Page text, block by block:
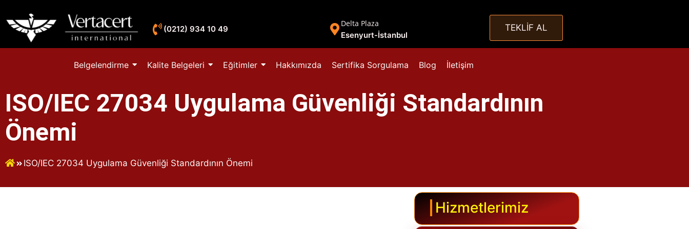
(0212) 934 10 49
Delta Plaza
Esenyurt-İstanbul
TEKLİF AL
Belgelendirme Kalite Belgeleri Eğitimler Hakkımızda Sertifika Sorgulama Blog İletişim
ISO/IEC 27034 Uygulama Güvenliği Standardının
Önemi
ISO/IEC 27034 Uygulama Güvenliği Standardının Önemi
Hizmetlerimiz